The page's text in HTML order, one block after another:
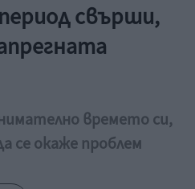
свърши,
времето си,
се окаже проблем